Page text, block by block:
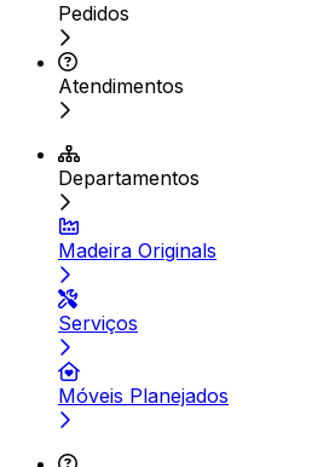
Pedidos
Atendimentos
Departamentos
Madeira Originals
Serviços
Móveis Planejados